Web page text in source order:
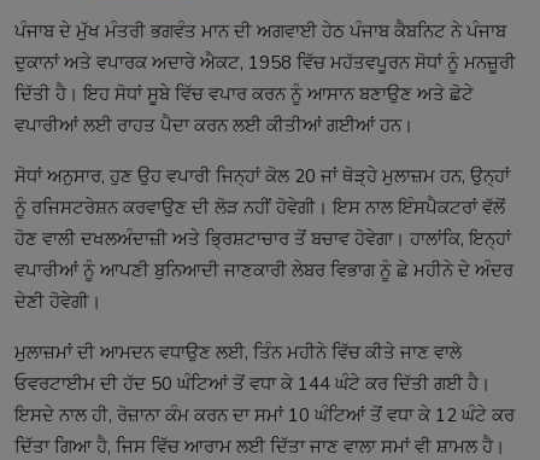
ਪੰਜਾਬ ਦੇ ਮੁੱਖ ਮੰਤਰੀ ਭਗਵੰਤ ਮਾਨ ਦੀ ਅਗਵਾਈ ਹੇਠ ਪੰਜਾਬ ਕੈਬਨਿਟ ਨੇ ਪੰਜਾਬ
ਦੁਕਾਨਾਂ ਅਤੇ ਵਪਾਰਕ ਅਦਾਰੇ ਐਕਟ, 1958 ਵਿੱਚ ਮਹੱਤਵਪੂਰਨ ਸੋਧਾਂ ਨੂੰ ਮਨਜ਼ੂਰੀ
ਦਿੱਤੀ ਹੈ। ਇਹ ਸੋਧਾਂ ਸੂਬੇ ਵਿੱਚ ਵਪਾਰ ਕਰਨ ਨੂੰ ਆਸਾਨ ਬਣਾਉਣ ਅਤੇ ਛੋਟੇ
ਵਪਾਰੀਆਂ ਲਈ ਰਾਹਤ ਪੈਦਾ ਕਰਨ ਲਈ ਕੀਤੀਆਂ ਗਈਆਂ ਹਨ।
ਸੋਧਾਂ ਅਨੁਸਾਰ, ਹੁਣ ਉਹ ਵਪਾਰੀ ਜਿਨ੍ਹਾਂ ਕੋਲ 20 ਜਾਂ ਥੋੜ੍ਹੇ ਮੁਲਾਜ਼ਮ ਹਨ, ਉਨ੍ਹਾਂ
ਨੂੰ ਰਜਿਸਟਰੇਸ਼ਨ ਕਰਵਾਉਣ ਦੀ ਲੋੜ ਨਹੀਂ ਹੋਵੇਗੀ। ਇਸ ਨਾਲ ਇੰਸਪੈਕਟਰਾਂ ਵੱਲੋਂ
ਹੋਣ ਵਾਲੀ ਦਖਲਅੰਦਾਜ਼ੀ ਅਤੇ ਭ੍ਰਿਸ਼ਟਾਚਾਰ ਤੋਂ ਬਚਾਵ ਹੋਵੇਗਾ। ਹਾਲਾਂਕਿ, ਇਨ੍ਹਾਂ
ਵਪਾਰੀਆਂ ਨੂੰ ਆਪਣੀ ਬੁਨਿਆਦੀ ਜਾਣਕਾਰੀ ਲੇਬਰ ਵਿਭਾਗ ਨੂੰ ਛੇ ਮਹੀਨੇ ਦੇ ਅੰਦਰ
ਦੇਣੀ ਹੋਵੇਗੀ।
ਮੁਲਾਜ਼ਮਾਂ ਦੀ ਆਮਦਨ ਵਧਾਉਣ ਲਈ, ਤਿੰਨ ਮਹੀਨੇ ਵਿੱਚ ਕੀਤੇ ਜਾਣ ਵਾਲੇ
ਓਵਰਟਾਈਮ ਦੀ ਹੱਦ 50 ਘੰਟਿਆਂ ਤੋਂ ਵਧਾ ਕੇ 144 ਘੰਟੇ ਕਰ ਦਿੱਤੀ ਗਈ ਹੈ।
ਇਸਦੇ ਨਾਲ ਹੀ, ਰੋਜ਼ਾਨਾ ਕੰਮ ਕਰਨ ਦਾ ਸਮਾਂ 10 ਘੰਟਿਆਂ ਤੋਂ ਵਧਾ ਕੇ 12 ਘੰਟੇ ਕਰ
ਦਿੱਤਾ ਗਿਆ ਹੈ, ਜਿਸ ਵਿੱਚ ਆਰਾਮ ਲਈ ਦਿੱਤਾ ਜਾਣ ਵਾਲਾ ਸਮਾਂ ਵੀ ਸ਼ਾਮਲ ਹੈ।